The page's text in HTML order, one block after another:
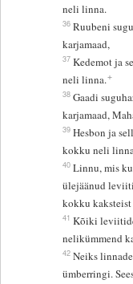
neli linna.
36 Ruubeni
karjamaad,
37 Kedemot ja
neli linna.+
38 Gaadi
karjamaad,
39 Hesbon ja
kokku neli
40 Linnu, mis
ülejäänud
kokku
41 Kõiki
nelikümmend
42 Neiks
ümberringi.